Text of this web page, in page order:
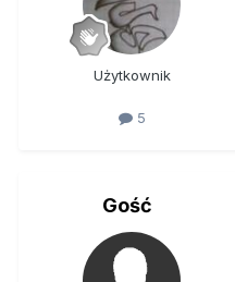
Użytkownik
5
Gość